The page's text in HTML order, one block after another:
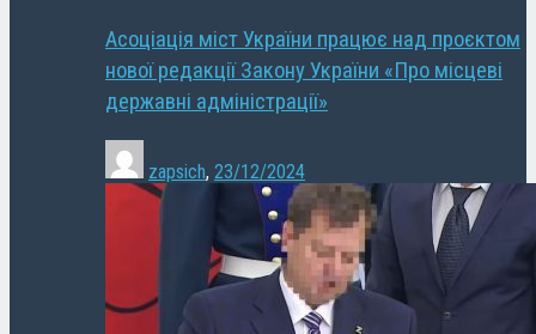
Асоціація міст України працює над проєктом
нової редакції Закону України «Про місцеві
державні адміністрації»
zapsich, 23/12/2024